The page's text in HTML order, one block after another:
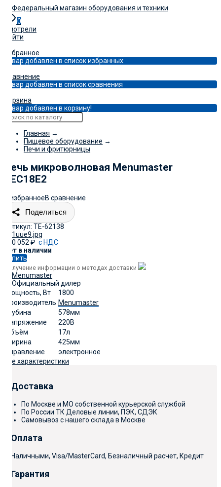
0
Смотрели
Войти
Избранное
Товар добавлен в список избранных
Сравнение
Товар добавлен в список сравнения
Корзина
Товар добавлен в корзину!
Главная →
Пищевое оборудование →
Печи и фритюрницы
Печь микроволновая Menumaster
DEC18E2
В избранноеВ сравнение
Поделиться
Артикул: TE-62138
130 052 ₽ с НДС
Нет в наличии
Купить
Получение информации о методах доставки
Мощность, Вт
1800
Производитель Menumaster
Глубина
578мм
Напряжение
220В
Объём
17л
Ширина
425мм
Управление
электронное
Все характеристики
Доставка
По Москве и МО собственной курьерской службой
По России ТК Деловые линии, ПЭК, СДЭК
Самовывоз с нашего склада в Москве
Оплата
Наличными, Visa/MasterCard, Безналичный расчет, Кредит
Гарантия